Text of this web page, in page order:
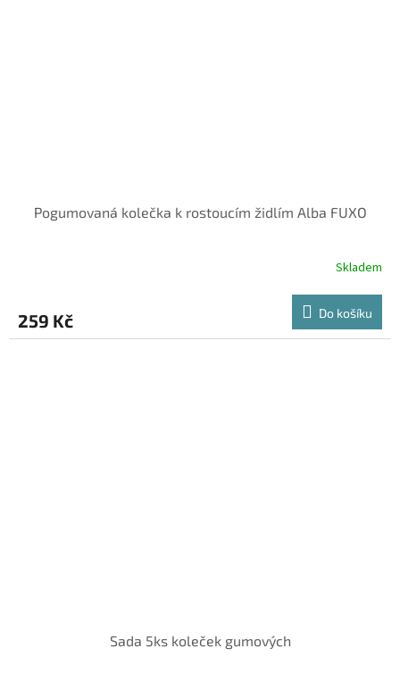
Pogumovaná kolečka k rostoucím židlím Alba FUXO
Skladem
259 Kč Do košíku
Sada 5ks koleček gumových